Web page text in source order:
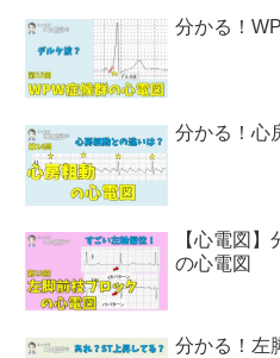
分かる！
分かる！心
【心電図
の心電図
分かる！左